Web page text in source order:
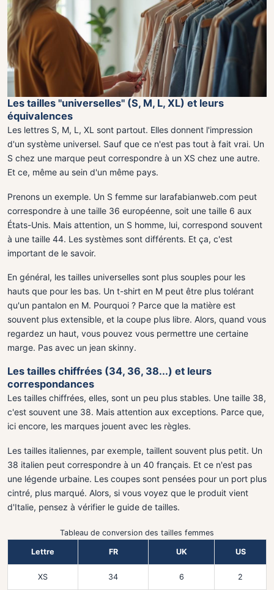
Les tailles "universelles" (S, M, L, XL) et leurs
équivalences
Les lettres S, M, L, XL sont partout. Elles donnent l'impression
d'un système universel. Sauf que ce n'est pas tout à fait vrai. Un
S chez une marque peut correspondre à un XS chez une autre.
Et ce, même au sein d'un même pays.
Prenons un exemple. Un S femme sur larafabianweb.com peut
correspondre à une taille 36 européenne, soit une taille 6 aux
États-Unis. Mais attention, un S homme, lui, correspond souvent
à une taille 44. Les systèmes sont différents. Et ça, c'est
important de le savoir.
En général, les tailles universelles sont plus souples pour les
hauts que pour les bas. Un t-shirt en M peut être plus tolérant
qu'un pantalon en M. Pourquoi ? Parce que la matière est
souvent plus extensible, et la coupe plus libre. Alors, quand vous
regardez un haut, vous pouvez vous permettre une certaine
marge. Pas avec un jean skinny.
Les tailles chiffrées (34, 36, 38...) et leurs
correspondances
Les tailles chiffrées, elles, sont un peu plus stables. Une taille 38,
c'est souvent une 38. Mais attention aux exceptions. Parce que,
ici encore, les marques jouent avec les règles.
Les tailles italiennes, par exemple, taillent souvent plus petit. Un
38 italien peut correspondre à un 40 français. Et ce n'est pas
une légende urbaine. Les coupes sont pensées pour un port plus
cintré, plus marqué. Alors, si vous voyez que le produit vient
d'Italie, pensez à vérifier le guide de tailles.
Tableau de conversion des tailles femmes
Lettre FR UK US
XS 34 6 2